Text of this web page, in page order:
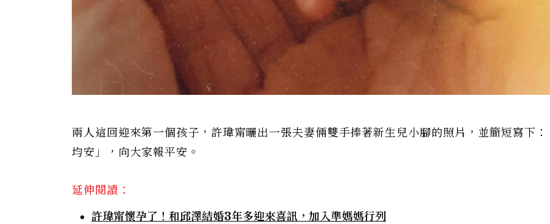
兩人這回迎來第一個孩子，許瑋甯曬出一張夫妻倆雙手捧著新生兒小腳的照片，並簡短寫下
均安」，向大家報平安。
延伸閱讀：
許瑋甯懷孕了！和邱澤結婚3年多迎來喜訊，加入準媽媽行列